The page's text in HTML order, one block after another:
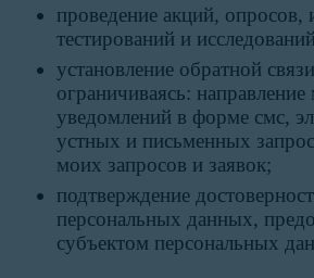
проведение акций, опросов,
тестирований и
установление обратной
ограничиваясь:
уведомлений в форме смс,
устных и письменных
моих запросов и заявок;
подтверждение
персональных данных,
субъектом персональных